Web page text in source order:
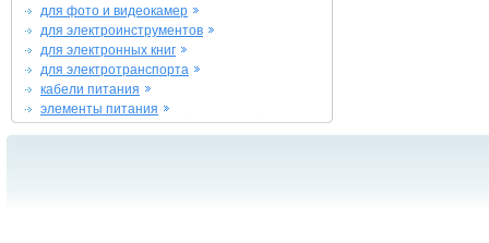
для фото и видеокамер
для электроинструментов
для электронных книг
для электротранспорта
кабели питания
элементы питания